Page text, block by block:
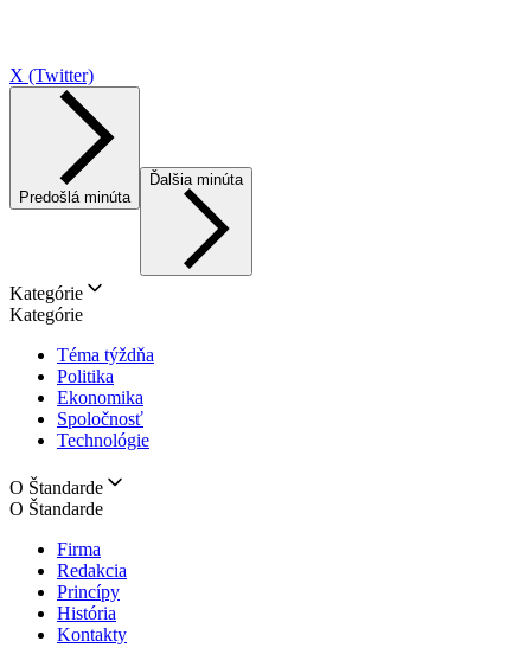
X (Twitter)
Predošlá minúta
Ďalšia minúta
Kategórie
Kategórie
Téma týždňa
Politika
Ekonomika
Spoločnosť
Technológie
O Štandarde
O Štandarde
Firma
Redakcia
Princípy
História
Kontakty